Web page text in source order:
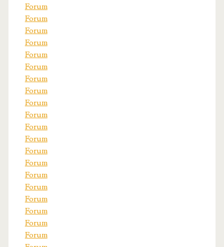
Forum
Forum
Forum
Forum
Forum
Forum
Forum
Forum
Forum
Forum
Forum
Forum
Forum
Forum
Forum
Forum
Forum
Forum
Forum
Forum